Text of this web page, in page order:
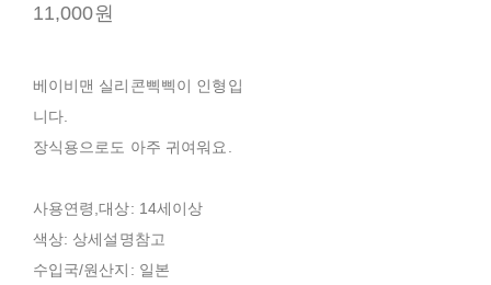
11,000원
베이비맨 실리콘삑삑이 인형입
니다.
장식용으로도 아주 귀여워요.
사용연령,대상: 14세이상
색상: 상세설명참고
수입국/원산지: 일본